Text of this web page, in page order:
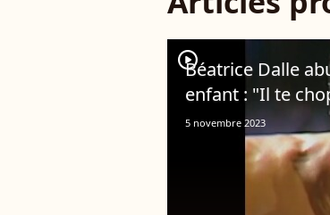
player2
Béatrice Dalle
enfant : "Il te
5 novembre 2023